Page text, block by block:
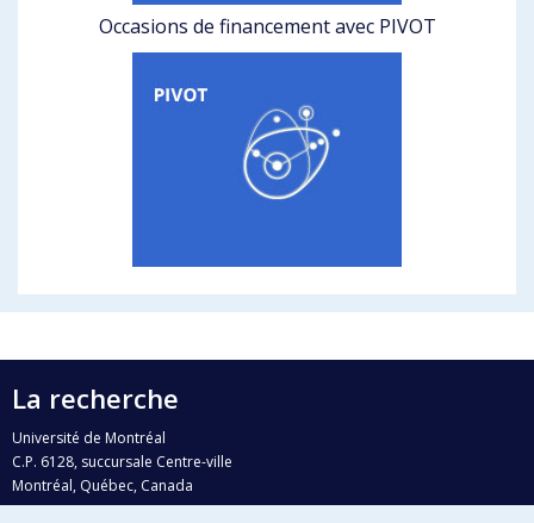
Occasions de financement avec PIVOT
La recherche
Université de Montréal
C.P. 6128, succursale Centre-ville
Montréal, Québec, Canada
H3C 3J7